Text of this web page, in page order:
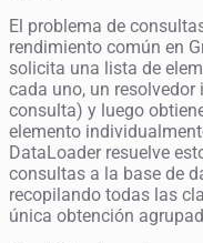
El problema de
rendimiento común en
solicita una lista de
cada uno, un resolvedor
consulta) y luego
elemento
DataLoader resuelve
consultas a la base de
recopilando todas las
única obtención